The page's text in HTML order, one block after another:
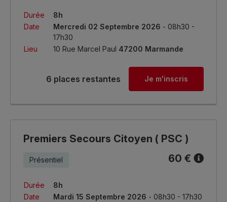
Durée
8h
Date
Mercredi 02 Septembre 2026 - 08h30 -
17h30
Lieu
10 Rue Marcel Paul 47200 Marmande
6 places restantes Je m'inscris
Premiers Secours Citoyen ( PSC )
Présentiel 60 €
Durée
8h
Date
Mardi 15 Septembre 2026 - 08h30 - 17h30